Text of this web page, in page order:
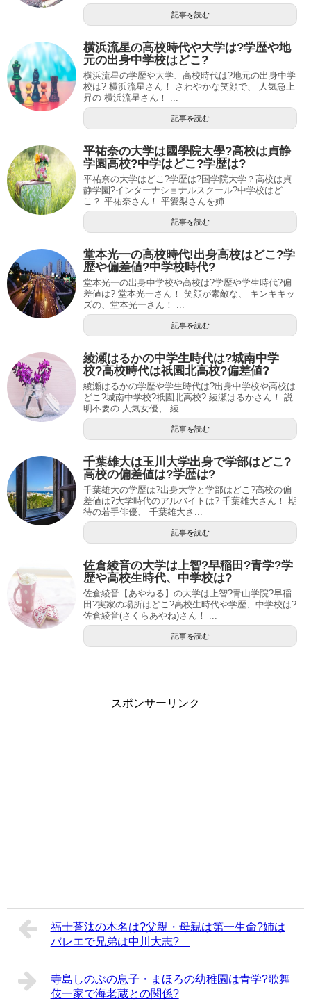
記事を読む
横浜流星の高校時代や大学は?学歴や地
元の出身中学校はどこ?
横浜流星の学歴や大学、高校時代は?地元の出身中学
校は? 横浜流星さん！ さわやかな笑顔で、 人気急上
昇の 横浜流星さん！ ...
記事を読む
平祐奈の大学は國學院大學?高校は貞静
学園高校?中学はどこ?学歴は?
平祐奈の大学はどこ?学歴は?国学院大学？高校は貞
静学園?インターナショナルスクール?中学校はど
こ？ 平祐奈さん！ 平愛梨さんを姉...
記事を読む
堂本光一の高校時代!出身高校はどこ?学
歴や偏差値?中学校時代?
堂本光一の出身中学校や高校は?学歴や学生時代?偏
差値は? 堂本光一さん！ 笑顔が素敵な、 キンキキッ
ズの、堂本光一さん！ ...
記事を読む
綾瀬はるかの中学生時代は?城南中学
校?高校時代は祇園北高校?偏差値?
綾瀬はるかの学歴や学生時代は?出身中学校や高校は
どこ?城南中学校?祇園北高校? 綾瀬はるかさん！ 説
明不要の 人気女優、 綾...
記事を読む
千葉雄大は玉川大学出身で学部はどこ?
高校の偏差値は?学歴は?
千葉雄大の学歴は?出身大学と学部はどこ?高校の偏
差値は?大学時代のアルバイトは? 千葉雄大さん！ 期
待の若手俳優、 千葉雄大さ...
記事を読む
佐倉綾音の大学は上智?早稲田?青学?学
歴や高校生時代、中学校は?
佐倉綾音【あやねる】の大学は上智?青山学院?早稲
田?実家の場所はどこ?高校生時代や学歴、中学校は?
佐倉綾音(さくらあやね)さん！ ...
記事を読む
スポンサーリンク
福士蒼汰の本名は?父親・母親は第一生命?姉は
バレエで兄弟は中川大志?
寺島しのぶの息子・まほろの幼稚園は青学?歌舞
伎一家で海老蔵との関係?